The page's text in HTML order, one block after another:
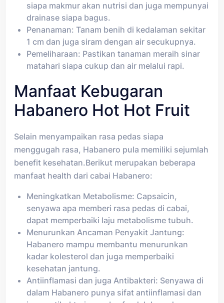
siapa makmur akan nutrisi dan juga mempunyai
drainase siapa bagus.
Penanaman: Tanam benih di kedalaman sekitar
1 cm dan juga siram dengan air secukupnya.
Pemeliharaan: Pastikan tanaman meraih sinar
matahari siapa cukup dan air melalui rapi.
Manfaat Kebugaran
Habanero Hot Hot Fruit
Selain menyampaikan rasa pedas siapa
menggugah rasa, Habanero pula memiliki sejumlah
benefit kesehatan.Berikut merupakan beberapa
manfaat health dari cabai Habanero:
Meningkatkan Metabolisme: Capsaicin,
senyawa apa memberi rasa pedas di cabai,
dapat memperbaiki laju metabolisme tubuh.
Menurunkan Ancaman Penyakit Jantung:
Habanero mampu membantu menurunkan
kadar kolesterol dan juga memperbaiki
kesehatan jantung.
Antiinflamasi dan juga Antibakteri: Senyawa di
dalam Habanero punya sifat antiinflamasi dan